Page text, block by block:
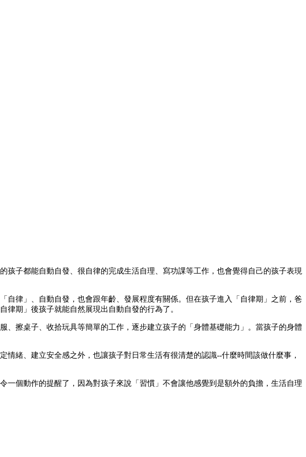
子都能自動自發、很自律的完成生活自理、寫功課等工作，也會覺得自己的孩子表現
律」、自動自發，也會跟年齡、發展程度有關係。但在孩子進入「自律期」之前，爸
期」後孩子就能自然展現出自動自發的行為了。
擦桌子、收拾玩具等簡單的工作，逐步建立孩子的「身體基礎能力」。當孩子的身體
緒、建立安全感之外，也讓孩子對日常生活有很清楚的認識--什麼時間該做什麼事，
個動作的提醒了，因為對孩子來說「習慣」不會讓他感覺到是額外的負擔，生活自理